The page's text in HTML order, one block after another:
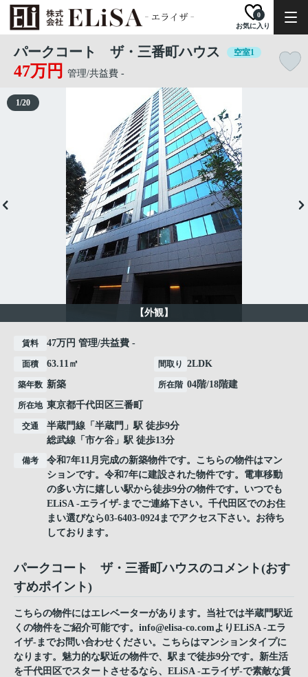
お気に入り
0
パークコート ザ・三番町ハウス 空室1
47万円 管理/共益費 -
【外観】
1/20
賃料 47万円 管理/共益費 -
面積 63.11㎡ 間取り 2LDK
築年数 新築 所在階 04階/18階建
所在地 東京都千代田区三番町
交通 半蔵門線 「 半蔵門 」駅 徒歩9分
総武線 「 市ケ谷 」駅 徒歩13分
備考
令和7年11月完成の新築物件です。こちらの物件はマン
ションです。令和7年に建設された物件です。電車移動
の多い方に嬉しい駅から徒歩9分の物件です。いつでも
ELiSA -エライザ-までご連絡下さい。千代田区でのお住
まい選びなら03-6403-0924までアクセス下さい。お待ち
しております。
パークコート ザ・三番町ハウスのコメント(おす
すめポイント)
こちらの物件にはエレベーターがあります。当社では半蔵門駅近
くの物件をご紹介可能です。info@elisa-co.comよりELiSA -エラ
イザ-までお問い合わせください。こちらはマンションタイプに
なります。魅力的な駅近の物件で、駅まで徒歩9分です。新生活
を千代田区でスタートさせるなら、ELiSA -エライザ-で素敵な賃